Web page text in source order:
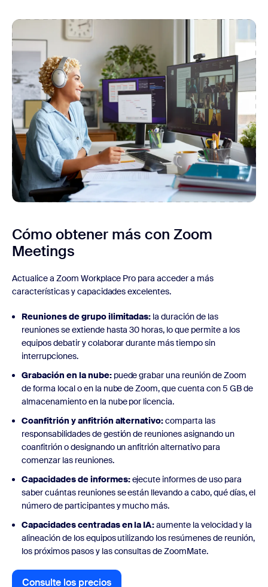
Cómo obtener más con Zoom
Meetings
Actualice a Zoom Workplace Pro para acceder a más
características y capacidades excelentes.
Reuniones de grupo ilimitadas: la duración de las
reuniones se extiende hasta 30 horas, lo que permite a los
equipos debatir y colaborar durante más tiempo sin
interrupciones.
Grabación en la nube:puede grabar una reunión de Zoom
de forma local o en la nube de Zoom, que cuenta con 5 GB de
almacenamiento en la nube por licencia.
Coanfitrión y anfitrión alternativo:comparta las
responsabilidades de gestión de reuniones asignando un
coanfitrión o designando un anfitrión alternativo para
comenzar las reuniones.
Capacidades de informes:ejecute informes de uso para
saber cuántas reuniones se están llevando a cabo, qué días, el
número de participantes y mucho más.
Capacidades centradas en la IA:aumente la velocidad y la
alineación de los equipos utilizando los resúmenes de reunión,
los próximos pasos y las consultas de ZoomMate.
Consulte los precios